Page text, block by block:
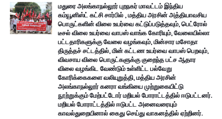
மதுரை அலங்காநல்லூர் புறநகர் மாவட்டம் இந்திய
கம்யூனிஸ்ட் கட்சி சார்பில் , மத்திய அரசின் அத்தியாவசிய
பொருட்களின் விலை உயர்வை கட்டுப்படுத்தவும், பெட்ரோல்
டீசல் விலை உயர்வை வாபஸ் வாங்க கோரியும், வேலையில்லா
பட்டதாரிகளுக்கு வேலை வழங்கவும், மின்சார மசோதா
திருத்தச் சட்டத்தில், மின் கட்டண உயர்வை வாபஸ் பெறவும்,
விவசாய விலை பொருட்களுக்கு குறைந்த பட்ச ஆதார
விலை வழங்கிட வேண்டும் உள்ளிட்ட பல்வேறு
கோரிக்கைகளை வலியுறுத்தி, மத்திய அரசின்
அலங்காநல்லூர் கனரா வங்கியை முற்றுகையிட்டு
நூற்றுக்கும் மேற்பட்டோர் மறியல் போராட்டத்தில் ஈடுபட்டனர்.
மறியல் போராட்டத்தில் ஈடுபட்ட அனைவரையும்
காவல்துறையினால் கைது செய்து வாகனத்தில் ஏற்றினர்.